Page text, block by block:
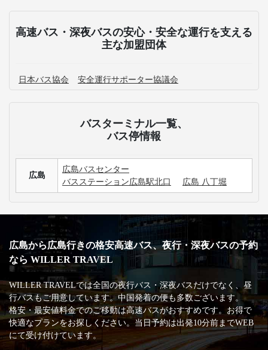
高速バス・深夜バスの安心・安全な運行を支える
主な加盟団体
日本バス協会 安全運行サポーター協議会
バスターミナル一覧、
バス停情報
広島
広島バスセンター
バスステーション広島駅北口
広島 八丁堀
広島から広島行きの格安高速バス、夜行・深夜バスの予約
なら WILLER TRAVEL
WILLER TRAVELでは全国の夜行バス・深夜バスだけでなく、昼
行バスもご用意しています。中国発着の便も多数ございます。
格安・最安値料金でのご移動は高速バスがおすすめです。お得で
快適なプランをお探しください。当日予約は出発10分前までWEB
にて受け付けています。